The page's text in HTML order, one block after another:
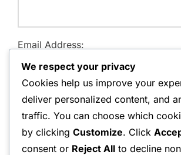
Email Address:
Website:
We respect your privacy
Cookies help us improve your
deliver personalized content, and
traffic. You can choose which
by clicking Customize. Click
consent or Reject All to decline